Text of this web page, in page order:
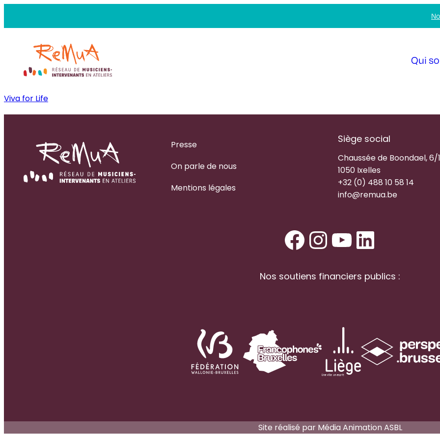
Qui
Viva for Life
Presse
On parle de nous
Mentions légales
Siège social
Chaussée de Boondael, 6/
1050 Ixelles
+32 (0) 488 10 58 14
info@remua.be
Facebook
Instagram
YouTube
Nos soutiens financiers publics :
Site réalisé par Média Animation ASBL